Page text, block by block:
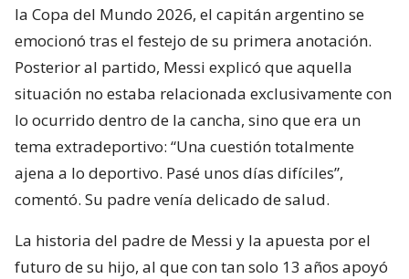
la Copa del Mundo 2026, el capitán argentino se
emocionó tras el festejo de su primera anotación.
Posterior al partido, Messi explicó que aquella
situación no estaba relacionada exclusivamente con
lo ocurrido dentro de la cancha, sino que era un
tema extradeportivo: “Una cuestión totalmente
ajena a lo deportivo. Pasé unos días difíciles”,
comentó. Su padre venía delicado de salud.
La historia del padre de Messi y la apuesta por el
futuro de su hijo, al que con tan solo 13 años apoyó